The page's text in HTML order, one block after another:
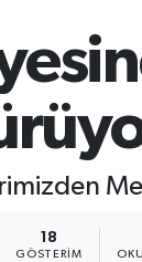
18
GÖSTERIM